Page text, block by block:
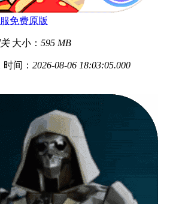
免费原版
大小： 595 MB
时间： 2026-08-06 18:03:05.000